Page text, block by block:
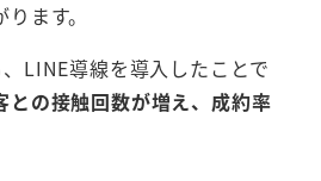
ます。
LINE導線を導入したことで
との接触回数が増え、成約率